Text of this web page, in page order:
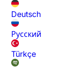
Deutsch
Русский
Türkçe